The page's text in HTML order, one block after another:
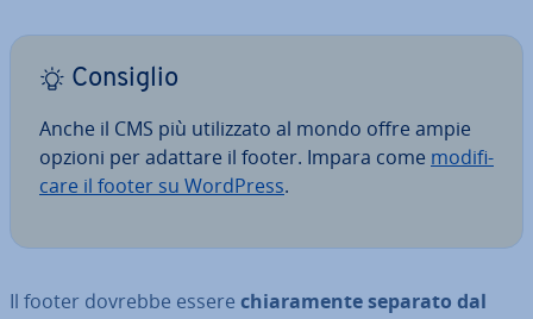
Consiglio
Anche il CMS più uti­liz­za­to al mondo offre ampie
opzioni per adattare il footer. Impara come mo­di­fi­
ca­re il footer su WordPress.
Il footer dovrebbe essere chia­ra­men­te separato dal